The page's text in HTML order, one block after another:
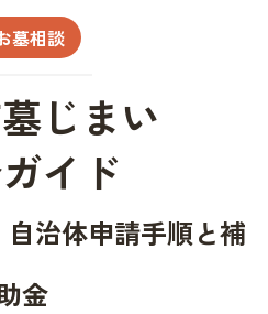
墓相談
じまい
イド
自治体申請手順と補
金